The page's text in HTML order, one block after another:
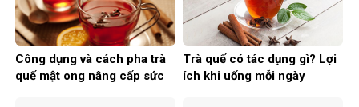
Công dụng và cách pha trà
quế mật ong nâng cấp sức
Trà quế có tác dụng gì? Lợi
ích khi uống mỗi ngày